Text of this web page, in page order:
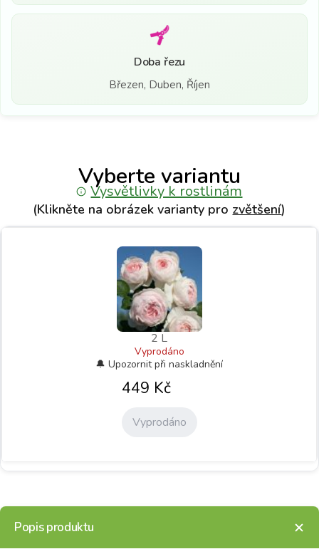
Doba řezu
Březen, Duben, Říjen
Vyberte variantu
Vysvětlivky k rostlinám
(Klikněte na obrázek varianty pro zvětšení)
2 L
Vyprodáno
449 Kč
Vyprodáno
Popis produktu